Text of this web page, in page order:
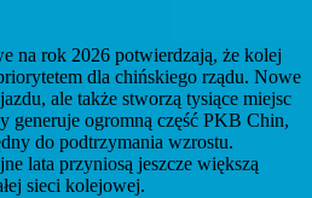
na rok 2026 potwierdzają, że kolej
dla chińskiego rządu. Nowe
ale także stworzą tysiące miejsc
generuje ogromną część PKB Chin,
do podtrzymania wzrostu.
lata przyniosą jeszcze większą
sieci kolejowej.